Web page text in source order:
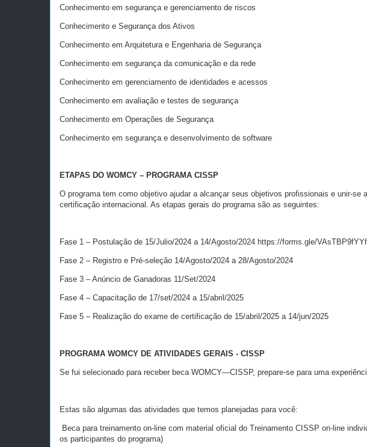
Conhecimento em segurança e gerenciamento de riscos
Conhecimento e Segurança dos Ativos
Conhecimento em Arquitetura e Engenharia de Segurança
Conhecimento em segurança da comunicação e da rede
Conhecimento em gerenciamento de identidades e acessos
Conhecimento em avaliação e testes de segurança
Conhecimento em Operações de Segurança
Conhecimento em segurança e desenvolvimento de software
ETAPAS DO WOMCY – PROGRAMA CISSP
O programa tem como objetivo ajudar a alcançar seus objetivos profissionais e unir-
certificação internacional. As etapas gerais do programa são as seguintes:
Fase 1 – Postulação de 15/Julio/2024 a 14/Agosto/2024 https://forms.gle/
Fase 2 – Registro e Pré-seleção 14/Agosto/2024 a 28/Agosto/2024
Fase 3 – Anúncio de Ganadoras 11/Set/2024
Fase 4 – Capacitação de 17/set/2024 a 15/abril/2025
Fase 5 – Realização do exame de certificação de 15/abril/2025 a 14/jun/2025
PROGRAMA WOMCY DE ATIVIDADES GERAIS - CISSP
Se fui selecionado para receber beca WOMCY—CISSP, prepare-se para uma
Estas são algumas das atividades que temos planejadas para você:
Beca para treinamento on-line com material oficial do Treinamento CISSP on-line
os participantes do programa)